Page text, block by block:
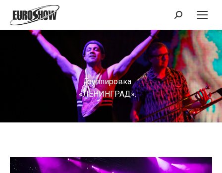
Поиск:
Группировка
«ЛЕНИНГРАД».